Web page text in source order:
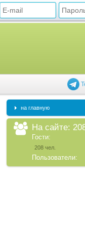
на главную
На сайте:
Гости:
208 чел.
Пользователи: